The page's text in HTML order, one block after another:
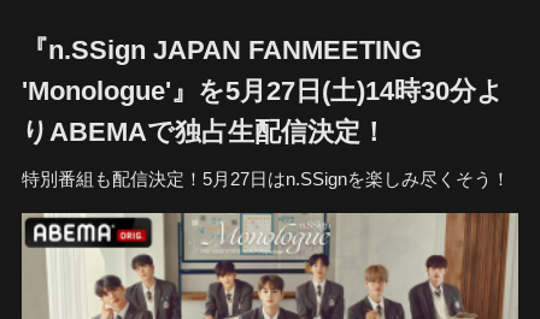
『n.SSign JAPAN FANMEETING
'Monologue'』を5月27日(土)14時30分よ
りABEMAで独占生配信決定！
特別番組も配信決定！5月27日はn.SSignを楽しみ尽くそう！